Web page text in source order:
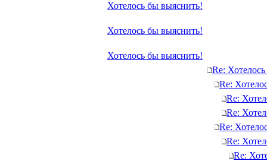
Хотелось бы выяснить!
Хотелось бы выяснить!
Хотелось бы выяснить!
Re:
Re:
Re:
Re:
Re:
Re:
Re: